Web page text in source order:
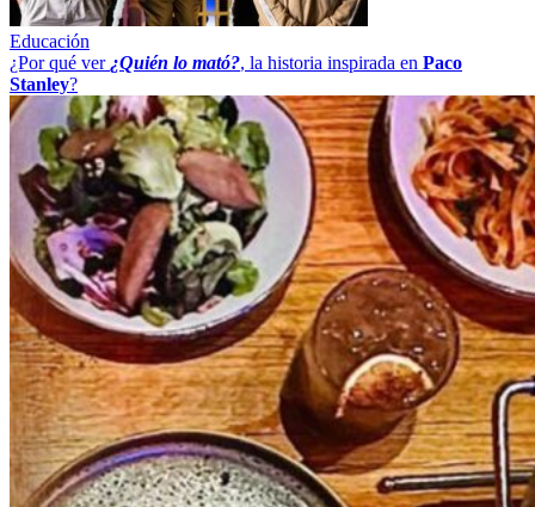
Educación
¿Por qué ver ¿Quién lo mató?, la historia inspirada en Paco
Stanley?